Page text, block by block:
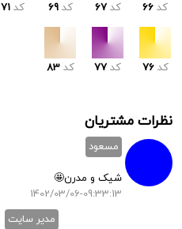
کد 66 کد 67 کد 69 کد 71
کد 76 کد 77 کد 83
نظرات مشتریان
مسعود
شیک و مدرن🤩
1402/03/06-09:33:13
مدیر سایت